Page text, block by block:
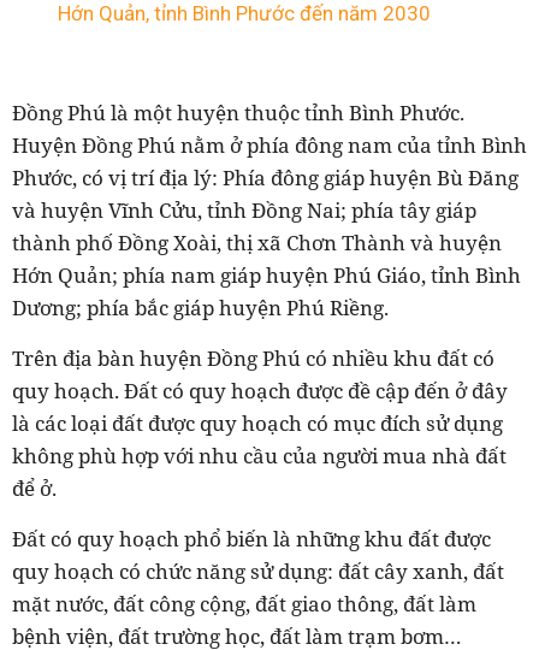
Hớn Quản, tỉnh Bình Phước đến năm 2030
Đồng Phú là một huyện thuộc tỉnh Bình Phước.
Huyện Đồng Phú nằm ở phía đông nam của tỉnh Bình
Phước, có vị trí địa lý: Phía đông giáp huyện Bù Đăng
và huyện Vĩnh Cửu, tỉnh Đồng Nai; phía tây giáp
thành phố Đồng Xoài, thị xã Chơn Thành và huyện
Hớn Quản; phía nam giáp huyện Phú Giáo, tỉnh Bình
Dương; phía bắc giáp huyện Phú Riềng.
Trên địa bàn huyện Đồng Phú có nhiều khu đất có
quy hoạch. Đất có quy hoạch được đề cập đến ở đây
là các loại đất được quy hoạch có mục đích sử dụng
không phù hợp với nhu cầu của người mua nhà đất
để ở.
Đất có quy hoạch phổ biến là những khu đất được
quy hoạch có chức năng sử dụng: đất cây xanh, đất
mặt nước, đất công cộng, đất giao thông, đất làm
bệnh viện, đất trường học, đất làm trạm bơm…